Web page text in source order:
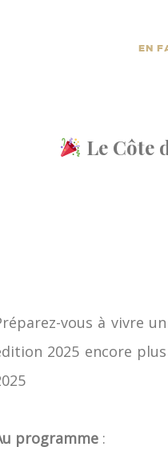
EN
Le Côte
vous à vivre
2025 encore
programme :